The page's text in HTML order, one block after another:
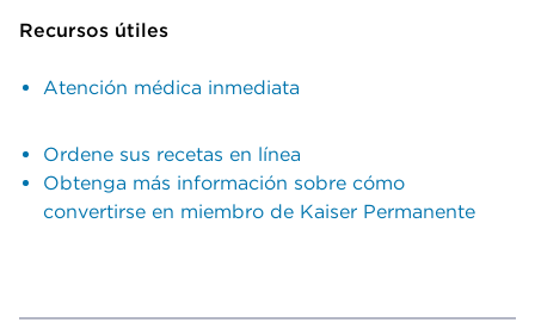
Recursos útiles
Atención médica inmediata
Ordene sus recetas en línea
Obtenga más información sobre cómo
convertirse en miembro de Kaiser Permanente